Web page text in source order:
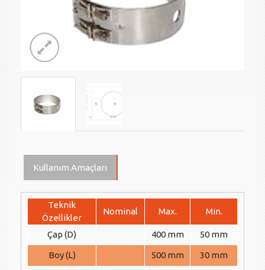
Kullanım Amaçları
Teknik
Özellikler
Nominal Max. Min.
Çap (D) 400 mm 50 mm
Boy (L) 500 mm 30 mm